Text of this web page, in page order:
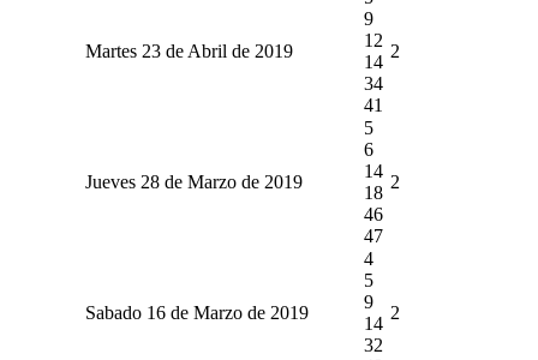
Martes 23 de Abril de 2019
9
12
14
34
41
2
Jueves 28 de Marzo de 2019
5
6
14
18
46
47
2
Sabado 16 de Marzo de 2019
4
5
9
14
32
2